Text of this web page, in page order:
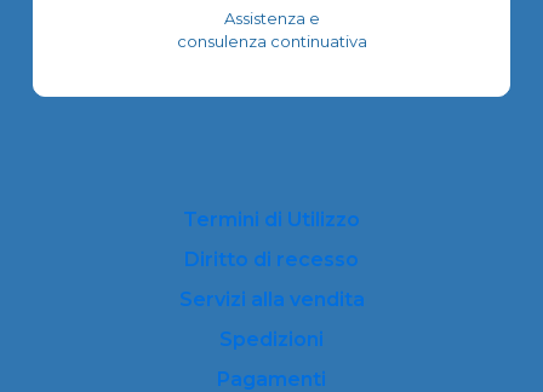
Assistenza e
consulenza continuativa
Termini di Utilizzo
Diritto di recesso
Servizi alla vendita
Spedizioni
Pagamenti